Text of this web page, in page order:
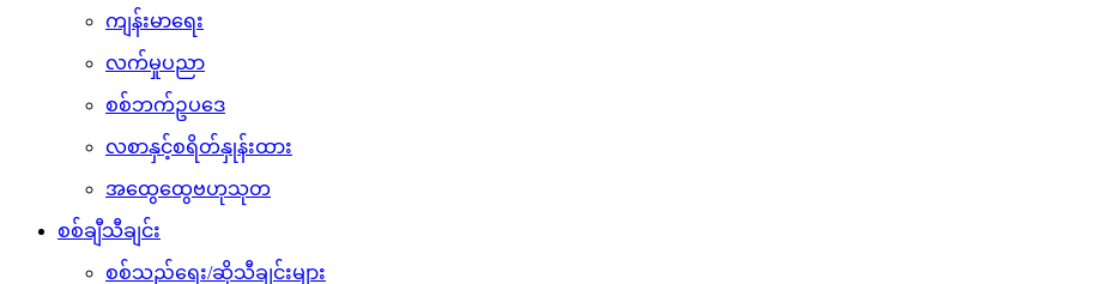
ကျန်းမာရေး
လက်မှုပညာ
စစ်ဘက်ဥပဒေ
လစာနှင့်စရိတ်နှုန်းထား
အထွေထွေဗဟုသုတ
စစ်ချီသီချင်း
စစ်သည်ရေး/ဆိုသီချင်းများ